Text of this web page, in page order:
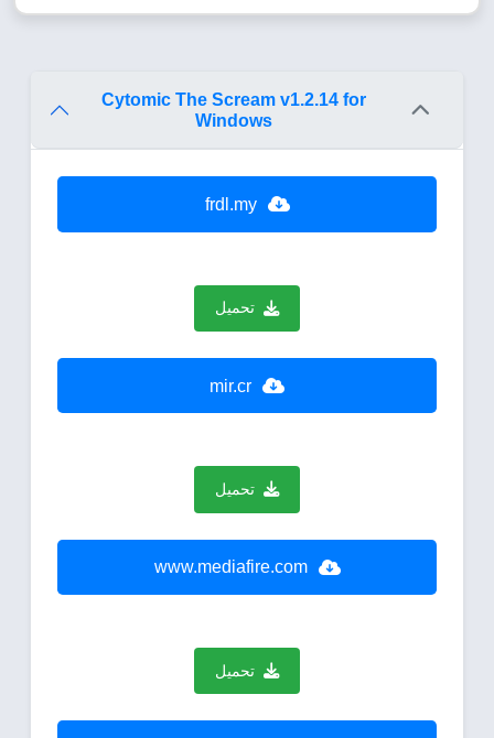
Cytomic The Scream v1.2.14 for
Windows
frdl.my
تحميل
mir.cr
تحميل
www.mediafire.com
تحميل